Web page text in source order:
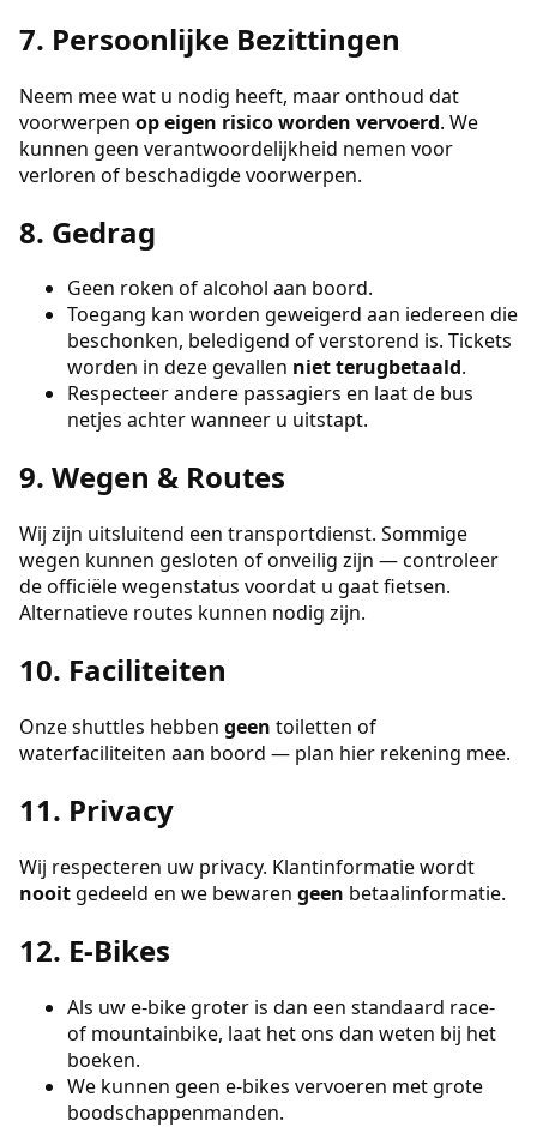
7. Persoonlijke Bezittingen
Neem mee wat u nodig heeft, maar onthoud dat
voorwerpen op eigen risico worden vervoerd. We
kunnen geen verantwoordelijkheid nemen voor
verloren of beschadigde voorwerpen.
8. Gedrag
Geen roken of alcohol aan boord.
Toegang kan worden geweigerd aan iedereen die
beschonken, beledigend of verstorend is. Tickets
worden in deze gevallen niet terugbetaald.
Respecteer andere passagiers en laat de bus
netjes achter wanneer u uitstapt.
9. Wegen & Routes
Wij zijn uitsluitend een transportdienst. Sommige
wegen kunnen gesloten of onveilig zijn — controleer
de officiële wegenstatus voordat u gaat fietsen.
Alternatieve routes kunnen nodig zijn.
10. Faciliteiten
Onze shuttles hebben geen toiletten of
waterfaciliteiten aan boord — plan hier rekening mee.
11. Privacy
Wij respecteren uw privacy. Klantinformatie wordt
nooit gedeeld en we bewaren geen betaalinformatie.
12. E-Bikes
Als uw e-bike groter is dan een standaard race-
of mountainbike, laat het ons dan weten bij het
boeken.
We kunnen geen e-bikes vervoeren met grote
boodschappenmanden.